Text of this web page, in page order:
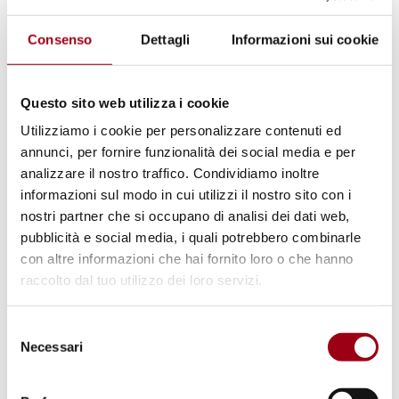
Consenso Dettagli Informazioni sui cookie
Questo sito web utilizza i cookie
Utilizziamo i cookie per personalizzare contenuti ed
annunci, per fornire funzionalità dei social media e per
analizzare il nostro traffico. Condividiamo inoltre
informazioni sul modo in cui utilizzi il nostro sito con i
nostri partner che si occupano di analisi dei dati web,
pubblicità e social media, i quali potrebbero combinarle
con altre informazioni che hai fornito loro o che hanno
raccolto dal tuo utilizzo dei loro servizi.
delNecessari
dinamica che ha riguardato anche l’Italia. La
ratifica italiana arriva infatti con quasi dodici
anni di ritardo rispetto all’adozione del
presenza di un quadro normativo interno già
orientato al contrasto dello sfruttamento
lavorativo. Il Ministero del Lavoro e delle
Politiche Sociali (MLPS) riconosce la rilevanza
del fenomeno in Italia, dove le persone più
esposte sono i lavoratori migranti nel settore
agricolo.
In linea con l’Art. 1 del Protocollo OIL n. 29,
che impegna gli Stati a dotarsi di una politica